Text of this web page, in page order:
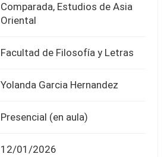
Comparada, Estudios de Asia
Oriental
Facultad de Filosofía y Letras
Yolanda Garcia Hernandez
Presencial (en aula)
12/01/2026